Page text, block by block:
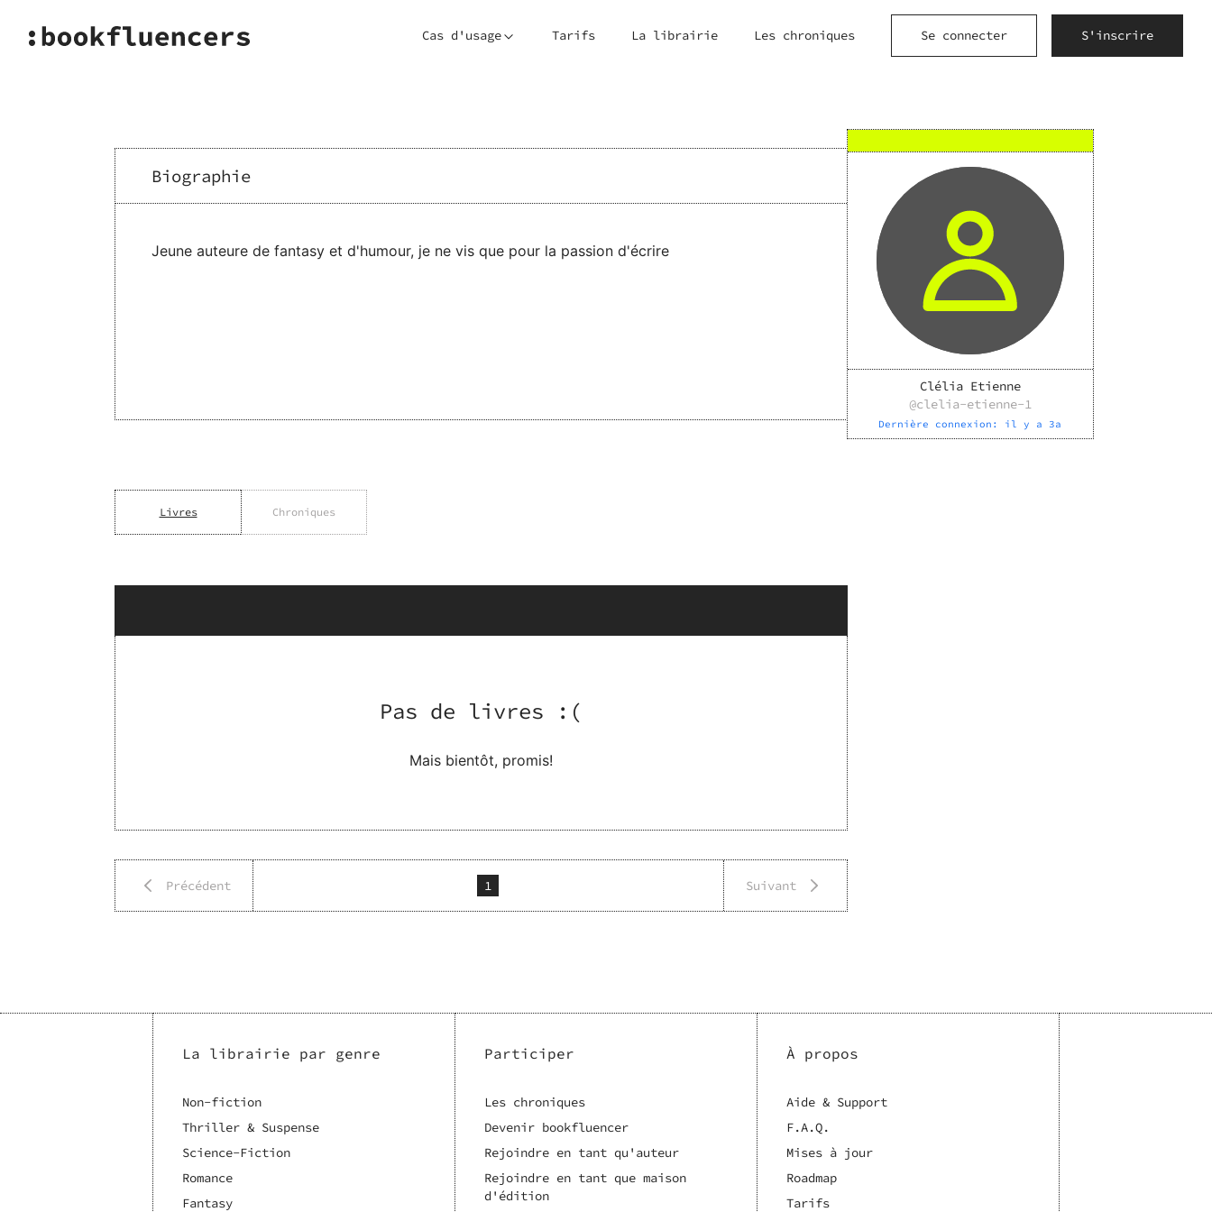
Cas d'usage Tarifs La librairie Les chroniques Se connecter S'inscrire
Biographie
Jeune auteure de fantasy et d'humour, je ne vis que pour la passion d'écrire
Clélia Etienne
@clelia-etienne-1
Dernière connexion: il y a 3a
Livres Chroniques
Pas de livres :(
Mais bientôt, promis!
Précédent 1 Suivant
La librairie par genre
Non-fiction
Thriller & Suspense
Science-Fiction
Romance
Fantasy
Participer
Les chroniques
Devenir bookfluencer
Rejoindre en tant qu'auteur
Rejoindre en tant que maison
d'édition
À propos
Aide & Support
F.A.Q.
Mises à jour
Roadmap
Tarifs